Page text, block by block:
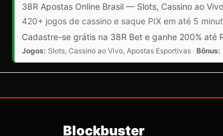
38R Apostas Online Brasil — Slots, Cassino ao
420+ jogos de cassino e saque PIX em até 5
Cadastre-se grátis na 38R Bet e ganhe 200%
Jogos: Slots, Cassino ao Vivo, Apostas Esportivas · Bônus:
Blockbuster